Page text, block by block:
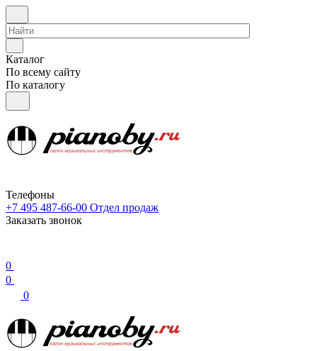
Каталог
По всему сайту
По каталогу
Телефоны
+7 495 487-66-00 Отдел продаж
Заказать звонок
0
0
0